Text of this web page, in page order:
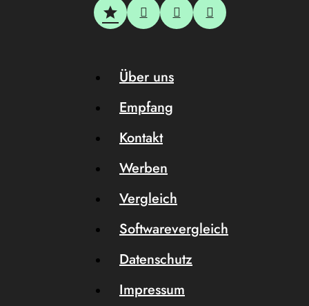
Über uns
Empfang
Kontakt
Werben
Vergleich
Softwarevergleich
Datenschutz
Impressum